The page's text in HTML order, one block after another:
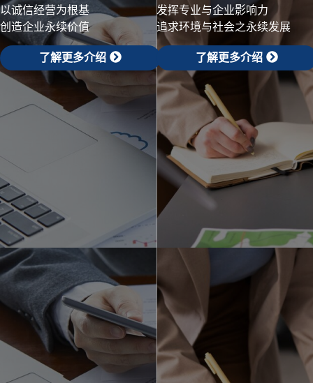
以诚信经营为根基
创造企业永续价值
了解更多介绍
发挥专业与企业影响力
追求环境与社会之永续发展
了解更多介绍